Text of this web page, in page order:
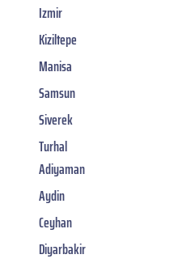
Izmir
Kiziltepe
Manisa
Samsun
Siverek
Turhal
Adiyaman
Aydin
Ceyhan
Diyarbakir